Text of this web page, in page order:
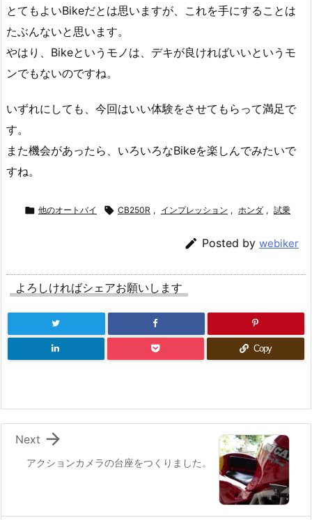
とてもよいBikeだとは思いますが、これを手にすることは
たぶんないと思います。
やはり、Bikeというモノは、デキが良ければいいというモ
ンでもないのですね。
いずれにしても、今回はいい体験をさせてもらって満足で
す。
また機会があったら、いろいろなBikeを楽しんでみたいで
すね。
 他のオートバイ  CB250R , インプレッション , ホンダ , 試乗
 Posted by webiker
よろしければシェアお願いします
Copy
アクションカメラの台座をつくりました。

Next